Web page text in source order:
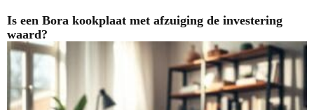
Is een Bora kookplaat met afzuiging de investering
waard?